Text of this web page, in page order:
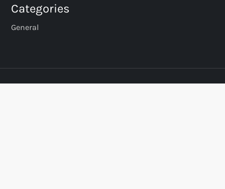
Categories
General